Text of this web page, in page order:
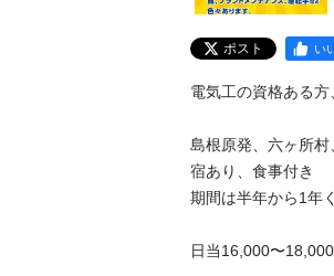
ポスト い
電気工の資格ある
島根原発、六ヶ所
宿あり、食事付き
期間は半年から1年
日当16,000〜